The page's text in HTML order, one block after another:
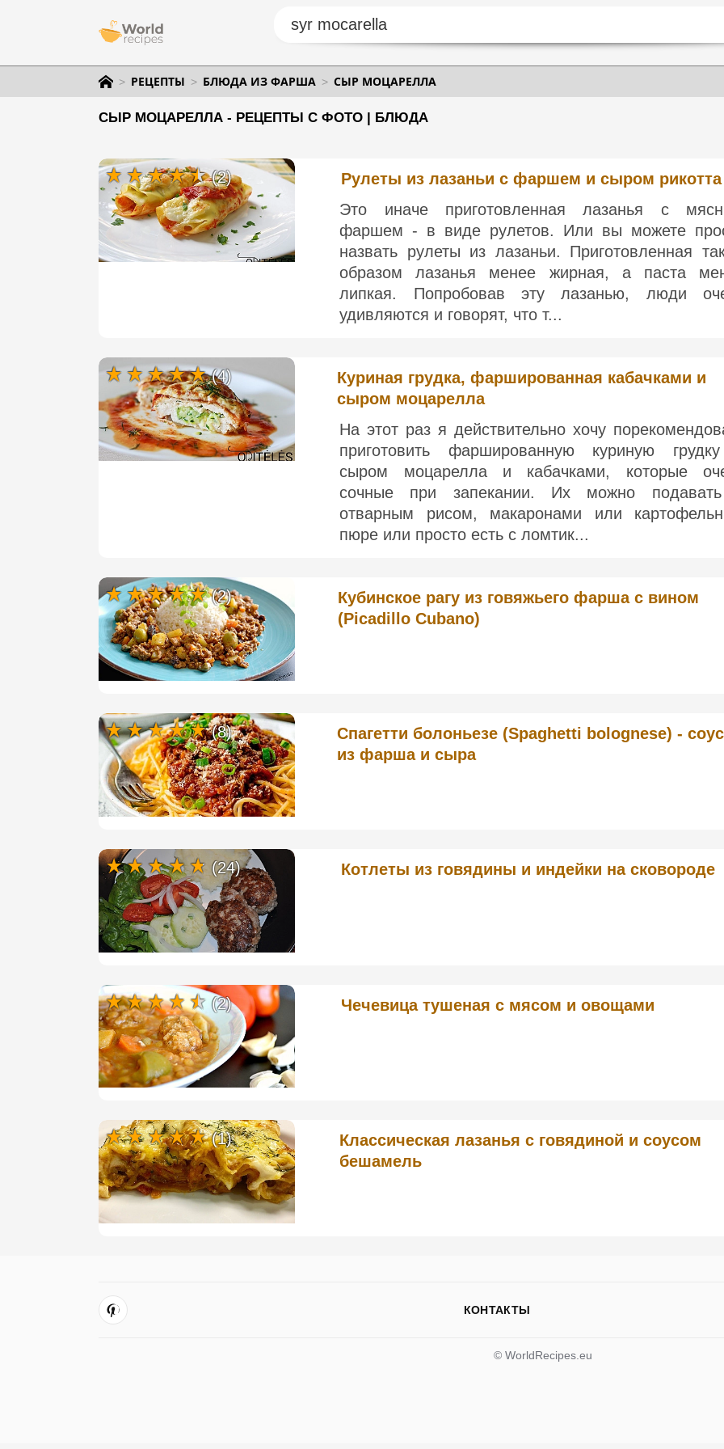
РЕЦЕПТЫ БЛЮДА ИЗ ФАРША СЫР МОЦАРЕЛЛА
СЫР МОЦАРЕЛЛА - РЕЦЕПТЫ С ФОТО | БЛЮДА
Рулеты из лазаньи с фаршем и сыром рикотта
Это иначе приготовленная лазанья с
фаршем - в виде рулетов. Или вы можете
назвать рулеты из лазаньи. Приготовленная
образом лазанья менее жирная, а паста
липкая. Попробовав эту лазанью, люди
удивляются и говорят, что т...
(2)
Куриная грудка, фаршированная кабачками и
сыром моцарелла
На этот раз я действительно хочу
приготовить фаршированную куриную
сыром моцарелла и кабачками, которые
сочные при запекании. Их можно
отварным рисом, макаронами или
пюре или просто есть с ломтик...
(4)
Кубинское рагу из говяжьего фарша с вином
(Picadillo Cubano)
(2)
Спагетти болоньезе (Spaghetti bolognese) - соус
из фарша и сыра
(8)
Котлеты из говядины и индейки на сковороде
(24)
Чечевица тушеная с мясом и овощами
(2)
Классическая лазанья с говядиной и соусом
бешамель
(1)
КОНТАКТЫ
© WorldRecipes.eu